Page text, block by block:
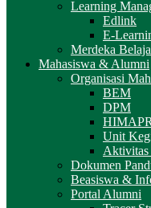
Learning
Edlink
E-
Merdeka
Mahasiswa & Alumni
Organisasi
BEM
DPM
Unit
Aktivitas
Dokumen
Beasiswa &
Portal Alumni